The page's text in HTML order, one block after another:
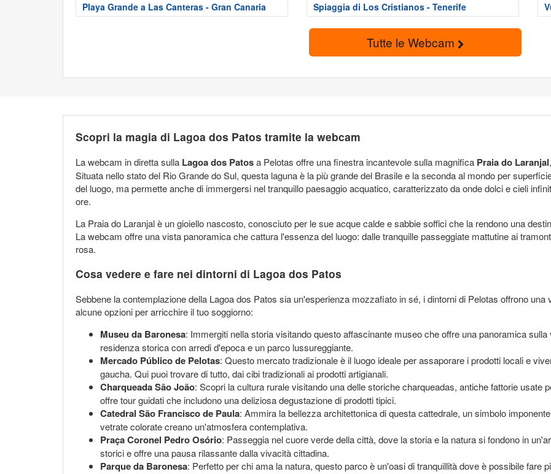
Playa Grande a Las Canteras - Gran Canaria Spiaggia di Los Cristianos - Tenerife
Tutte le Webcam
Scopri la magia di Lagoa dos Patos tramite la webcam
La webcam in diretta sulla Lagoa dos Patosa Pelotas offre una finestra incantevole sulla magnifica Praia do Laranjal
Situata nello stato del Rio Grande do Sul, questa laguna è la più grande del Brasile e la seconda al mondo per
del luogo, ma permette anche di immergersi nel tranquillo paesaggio acquatico, caratterizzato da onde dolci e cieli
ore.
La Praia do Laranjal è un gioiello nascosto, conosciuto per le sue acque calde e sabbie soffici che la rendono una
La webcam offre una vista panoramica che cattura l'essenza del luogo: dalle tranquille passeggiate mattutine ai
rosa.
Cosa vedere e fare nei dintorni di Lagoa dos Patos
Sebbene la contemplazione della Lagoa dos Patos sia un'esperienza mozzafiato in sé, i dintorni di Pelotas offrono
alcune opzioni per arricchire il tuo soggiorno:
Museu da Baronesa: Immergiti nella storia visitando questo affascinante museo che offre una panoramica
residenza storica con arredi d'epoca e un parco lussureggiante.
Mercado Público de Pelotas: Questo mercato tradizionale è il luogo ideale per assaporare i prodotti locali e
gaucha. Qui puoi trovare di tutto, dai cibi tradizionali ai prodotti artigianali.
Charqueada São João: Scopri la cultura rurale visitando una delle storiche charqueadas, antiche fattorie usate
offre tour guidati che includono una deliziosa degustazione di prodotti tipici.
Catedral São Francisco de Paula: Ammira la bellezza architettonica di questa cattedrale, un simbolo
vetrate colorate creano un'atmosfera contemplativa.
Praça Coronel Pedro Osório: Passeggia nel cuore verde della città, dove la storia e la natura si fondono in
storici e offre una pausa rilassante dalla vivacità cittadina.
Parque da Baronesa: Perfetto per chi ama la natura, questo parco è un'oasi di tranquillità dove è possibile fare